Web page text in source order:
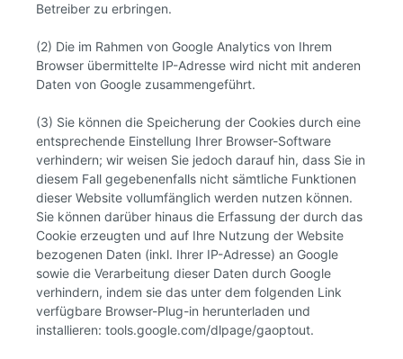
Betreiber zu erbringen.
(2) Die im Rahmen von Google Analytics von Ihrem
Browser übermittelte IP-Adresse wird nicht mit anderen
Daten von Google zusammengeführt.
(3) Sie können die Speicherung der Cookies durch eine
entsprechende Einstellung Ihrer Browser-Software
verhindern; wir weisen Sie jedoch darauf hin, dass Sie in
diesem Fall gegebenenfalls nicht sämtliche Funktionen
dieser Website vollumfänglich werden nutzen können.
Sie können darüber hinaus die Erfassung der durch das
Cookie erzeugten und auf Ihre Nutzung der Website
bezogenen Daten (inkl. Ihrer IP-Adresse) an Google
sowie die Verarbeitung dieser Daten durch Google
verhindern, indem sie das unter dem folgenden Link
verfügbare Browser-Plug-in herunterladen und
installieren: tools.google.com/dlpage/gaoptout.